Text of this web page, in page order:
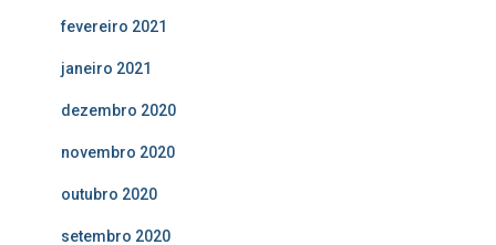
fevereiro 2021
janeiro 2021
dezembro 2020
novembro 2020
outubro 2020
setembro 2020